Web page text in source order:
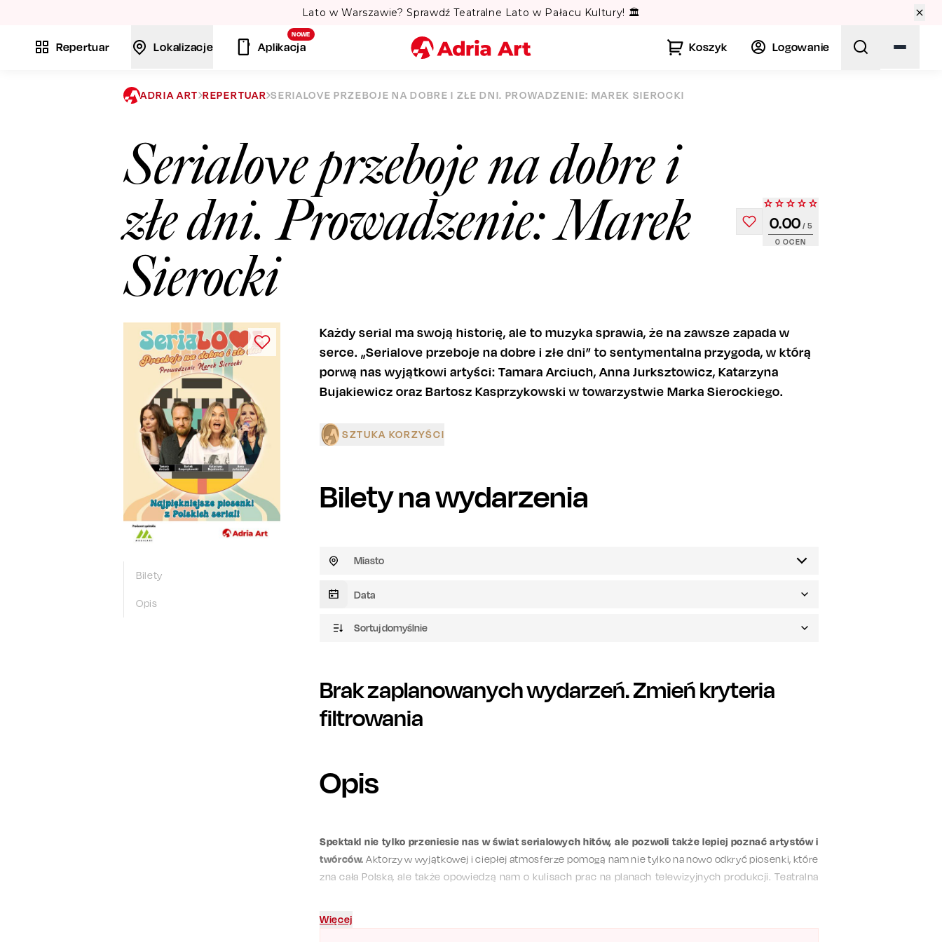
Lato w Warszawie? Sprawdź Teatralne Lato w Pałacu Kultury! 🏛️
Repertuar Lokalizacje
NOWE
Aplikacja Koszyk Logowanie
Miasto
Szukaj
ADRIA ART REPERTUAR SERIALOVE PRZEBOJE NA DOBRE I ZŁE DNI. PROWADZENIE: MAREK SIEROCKI
Serialove przeboje na dobre i
złe dni. Prowadzenie: Marek
Sierocki
0.00 / 5
0 OCEN
Bilety
Opis
Każdy serial ma swoją historię, ale to muzyka sprawia, że na zawsze zapada w
serce. „Serialove przeboje na dobre i złe dni” to sentymentalna przygoda, w którą
porwą nas wyjątkowi artyści: Tamara Arciuch, Anna Jurksztowicz, Katarzyna
Bujakiewicz oraz Bartosz Kasprzykowski w towarzystwie Marka Sierockiego.
SZTUKA KORZYŚCI
Bilety na wydarzenia
Miasto
Sortuj domyślnie
Brak zaplanowanych wydarzeń. Zmień kryteria
filtrowania
Opis
Spektakl nie tylko przeniesie nas w świat serialowych hitów, ale pozwoli także lepiej poznać artystów i
twórców. Aktorzy w wyjątkowej i ciepłej atmosferze pomogą nam nie tylko na nowo odkryć piosenki, które
zna cała Polska, ale także opowiedzą nam o kulisach prac na planach telewizyjnych produkcji. Teatralna
Więcej